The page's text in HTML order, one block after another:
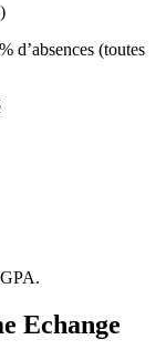
d’absences (toutes
Echange